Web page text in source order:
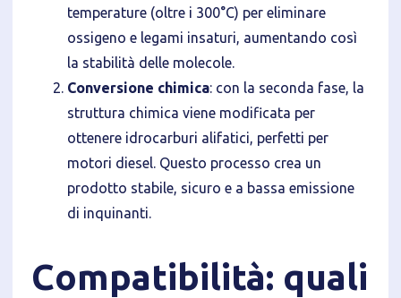
temperature (oltre i 300°C) per eliminare
ossigeno e legami insaturi, aumentando così
la stabilità delle molecole.
Conversione chimica: con la seconda fase, la
struttura chimica viene modificata per
ottenere idrocarburi alifatici, perfetti per
motori diesel. Questo processo crea un
prodotto stabile, sicuro e a bassa emissione
di inquinanti.
Compatibilità: quali